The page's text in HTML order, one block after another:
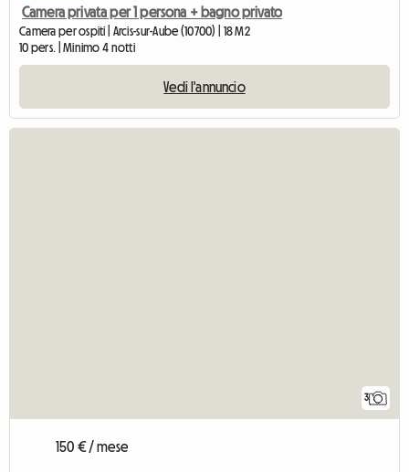
Camera privata per 1 persona + bagno privato
Camera per ospiti | Arcis-sur-Aube (10700) | 18 M2
10 pers. | Minimo 4 notti
Vedi l'annuncio
3
150 € / mese